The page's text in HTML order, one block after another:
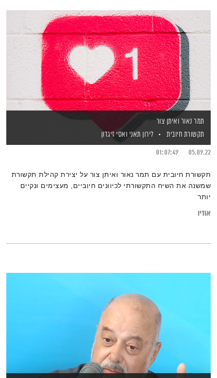
תמר נאור ואיתן צור
תקשורת חיובית
לירון תאני ואסי זיגדון
05.09.22
01:07:49
תקשורת חיובית עם תמר נאור ואיתן צור על יצירת קהילת תקשורת
שמשנה את השיח התקשורתי לכיוונים חיוביים, מעצימים ונקיים
יותר
אודיו